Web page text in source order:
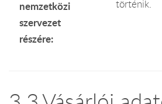
nemzetközi
szervezet
részére:
történik.